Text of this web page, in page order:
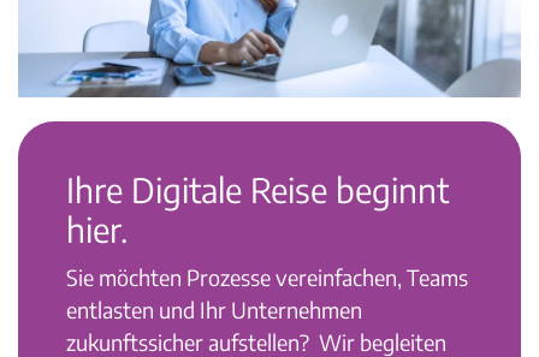
Ihre Digitale Reise beginnt
hier.
Sie möchten Prozesse vereinfachen, Teams
entlasten und Ihr Unternehmen
zukunftssicher aufstellen? Wir begleiten